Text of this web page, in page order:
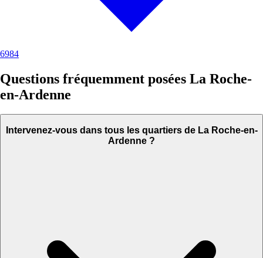
6984
Questions fréquemment posées La Roche-
en-Ardenne
Intervenez-vous dans tous les quartiers de La Roche-en-
Ardenne ?